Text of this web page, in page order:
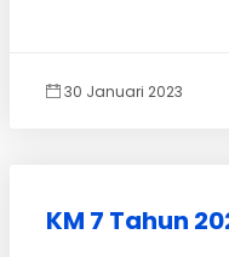
30 Januari 2023
KM 7 Tahun